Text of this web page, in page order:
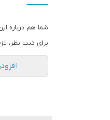
شما هم درباره
برای ثبت نظر،